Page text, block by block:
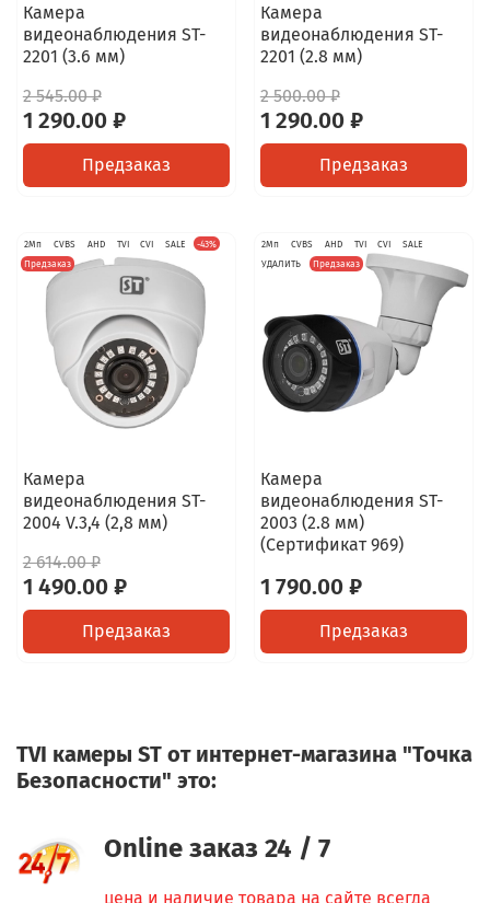
Камера
видеонаблюдения ST-
2201 (3.6 мм)
2 545.00 ₽
1 290.00 ₽
Предзаказ
Камера
видеонаблюдения ST-
2201 (2.8 мм)
2 500.00 ₽
1 290.00 ₽
Предзаказ
2Мп CVBS AHD TVI CVI SALE
-43%
Предзаказ
Камера
видеонаблюдения ST-
2004 V.3,4 (2,8 мм)
2 614.00 ₽
1 490.00 ₽
Предзаказ
2Мп CVBS AHD TVI CVI
SALE
УДАЛИТЬ
Предзаказ
Камера
видеонаблюдения ST-
2003 (2.8 мм)
(Сертификат 969)
1 790.00 ₽
Предзаказ
TVI камеры ST от интернет-магазина "Точка
Безопасности" это:
Online заказ 24 / 7
цена и наличие товара на сайте всегда